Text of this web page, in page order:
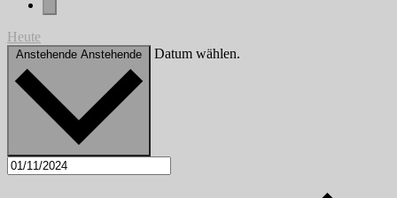
Heute
Anstehende Anstehende Datum wählen.